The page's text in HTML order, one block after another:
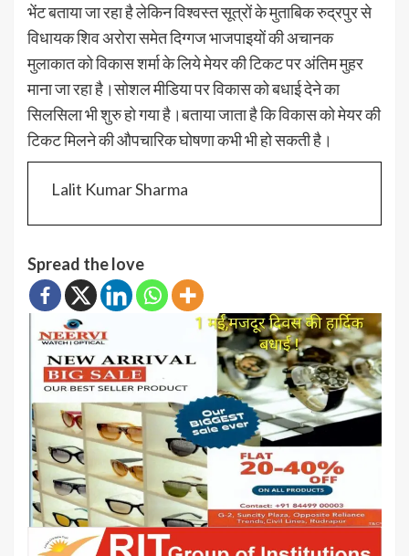
भेंट बताया जा रहा है लेकिन विश्वस्त सूत्रों के मुताबिक रुद्रपुर से
विधायक शिव अरोरा समेत दिग्गज भाजपाइयों की अचानक
मुलाकात को विकास शर्मा के लिये मेयर की टिकट पर अंतिम मुहर
माना जा रहा है।सोशल मीडिया पर विकास को बधाई देने का
सिलसिला भी शुरु हो गया है।बताया जाता है कि विकास को मेयर की
टिकट मिलने की औपचारिक घोषणा कभी भी हो सकती है।
Lalit Kumar Sharma
Spread the love